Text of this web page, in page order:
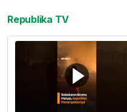
Republika TV